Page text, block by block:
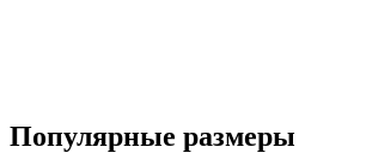
Популярные размеры